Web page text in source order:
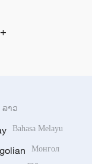
ລາວ
Bahasa Melayu
Монгол